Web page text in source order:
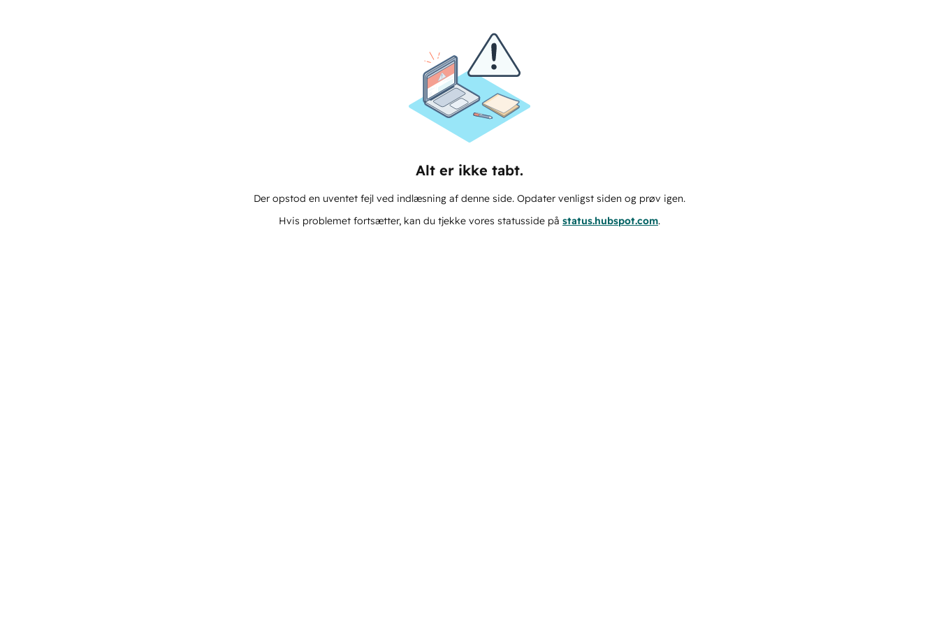
Alt er ikke tabt.
Der opstod en uventet fejl ved indlæsning af denne side. Opdater venligst siden og prøv igen.
Hvis problemet fortsætter, kan du tjekke vores statusside på status.hubspot.com.